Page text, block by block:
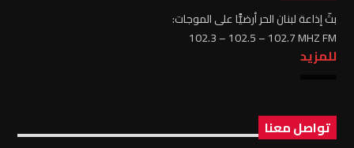
بثّ إذاعة لبنان الحر أرضيًّا على الموجات:
102.3 – 102.5 – 102.7 MHZ FM
للمزيد
تواصل معنا